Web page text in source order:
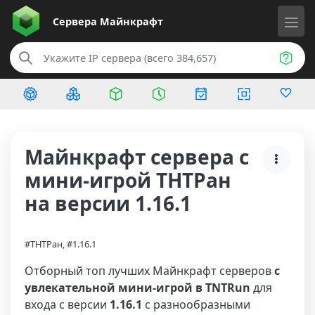
Сервера Майнкрафт
Майнкрафт сервера с
мини-игрой ТНТРан
на версии 1.16.1
#ТНТРан, #1.16.1
Отборный топ лучших Майнкрафт серверовс
увлекательной мини-игрой в TNTRun для
входа с версии 1.16.1 с разнообразными